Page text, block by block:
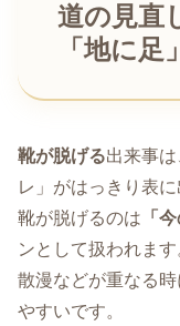
道の見直
「地に
靴が脱げる出来事
レ」がはっきり表
靴が脱げるのは 「
ンとして扱われま
散漫などが重なる
やすいです。